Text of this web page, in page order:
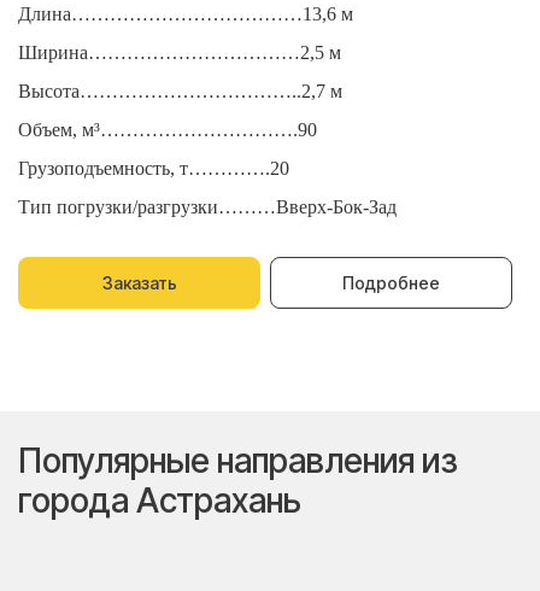
Длина………………………………13,6 м
Ширина……………………………2,5 м
Высота……………………………..2,7 м
Объем, м³………………………….90
Грузоподъемность, т………….20
Тип погрузки/разгрузки………Вверх-Бок-Зад
Заказать Подробнее
Популярные направления из
города Астрахань